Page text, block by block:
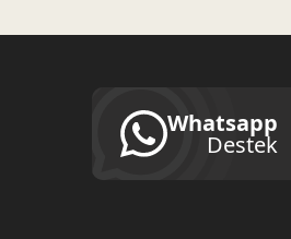
Whatsapp
Destek